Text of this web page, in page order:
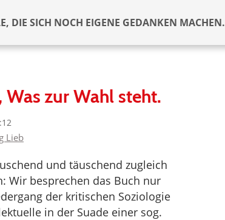
DIE SICH NOCH EIGENE GEDANKEN MACHEN.
zur Wahl steht.
Lieb
und täuschend zugleich
Wir besprechen das Buch nur
der kritischen Soziologie
in der Suade einer sog.